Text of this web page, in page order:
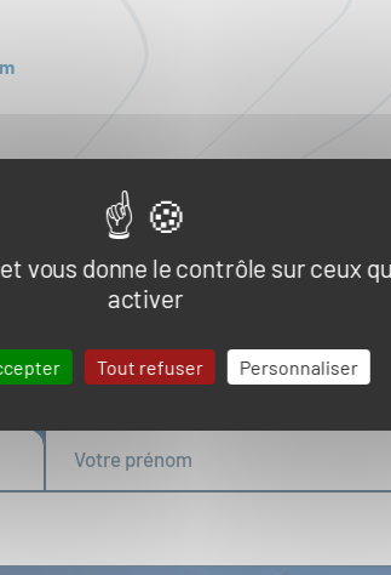
vous donne le contrôle sur ceux
activer
Tout refuser Personnaliser
Ressources énergétiques et minérales
et logistique